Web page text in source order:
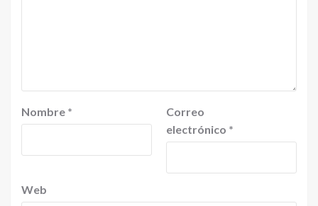
Nombre *
Correo
electrónico *
Web